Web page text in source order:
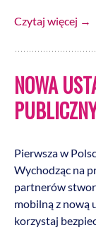
Czytaj więcej →
NOWA
Pierwsza w
Wychodząc na
partnerów
mobilną z nową
korzystaj